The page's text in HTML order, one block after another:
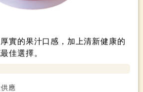
實的果汁口感，加上清新健康的
佳選擇。
應